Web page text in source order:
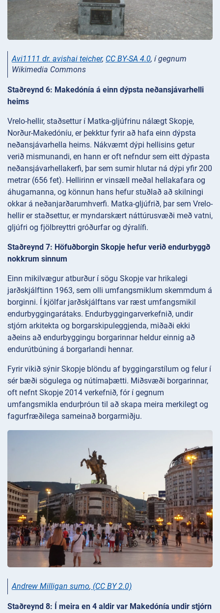
Avi1111 dr. avishai teicher, CC BY-SA 4.0, í gegnum
Wikimedia Commons
Staðreynd 6: Makedónía á einn dýpsta neðansjávarhelli
heims
Vrelo-hellir, staðsettur í Matka-gljúfrinu nálægt Skopje,
Norður-Makedóníu, er þekktur fyrir að hafa einn dýpsta
neðansjávarhella heims. Nákvæmt dýpi hellisins getur
verið mismunandi, en hann er oft nefndur sem eitt dýpasta
neðansjávarhellakerfi, þar sem sumir hlutar ná dýpi yfir 200
metrar (656 fet). Hellirinn er vinsæll meðal hellakafara og
áhugamanna, og könnun hans hefur stuðlað að skilningi
okkar á neðanjarðarumhverfi. Matka-gljúfrið, þar sem Vrelo-
hellir er staðsettur, er myndarskært náttúrusvæði með vatni,
gljúfri og fjölbreyttri gróðurfar og dýralífi.
Staðreynd 7: Höfuðborgin Skopje hefur verið endurbyggð
nokkrum sinnum
Einn mikilvægur atburður í sögu Skopje var hrikalegi
jarðskjálftinn 1963, sem olli umfangsmiklum skemmdum á
borginni. Í kjölfar jarðskjálftans var ræst umfangsmikil
endurbyggingarátaks. Endurbyggingarverkefnið, undir
stjórn arkitekta og borgarskipuleggjenda, miðaði ekki
aðeins að endurbyggingu borgarinnar heldur einnig að
endurútbúning á borgarlandi hennar.
Fyrir vikið sýnir Skopje blöndu af byggingarstílum og felur í
sér bæði sögulega og nútímaþætti. Miðsvæði borgarinnar,
oft nefnt Skopje 2014 verkefnið, fór í gegnum
umfangsmikla endurþróun til að skapa meira merkilegt og
fagurfræðilega sameinað borgarmiðju.
Andrew Milligan sumo, (CC BY 2.0)
Staðreynd 8: Í meira en 4 aldir var Makedónía undir stjórn